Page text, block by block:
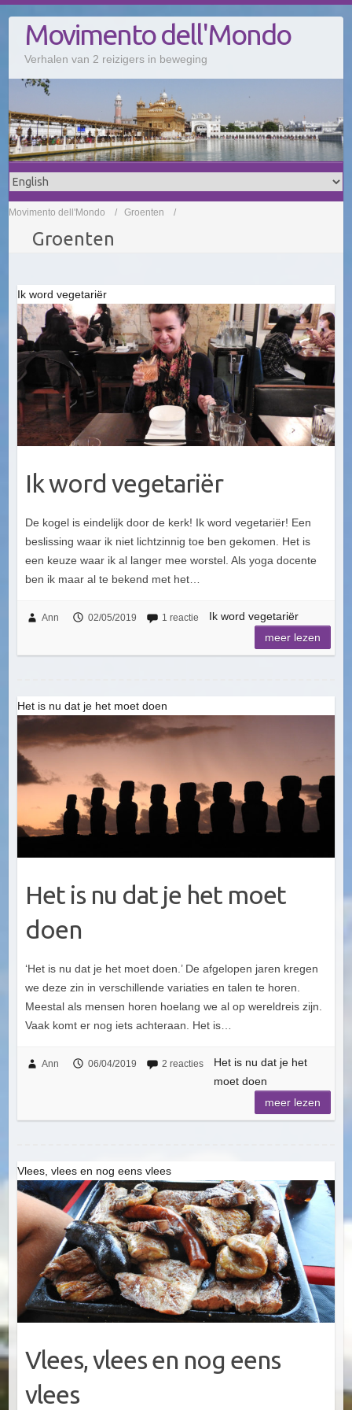
Movimento dell'Mondo
Verhalen van 2 reizigers in beweging
Movimento dell'Mondo Groenten
Groenten
Ik word vegetariër
Ik word vegetariër
De kogel is eindelijk door de kerk! Ik word vegetariër! Een
beslissing waar ik niet lichtzinnig toe ben gekomen. Het is
een keuze waar ik al langer mee worstel. Als yoga docente
ben ik maar al te bekend met het…
Ann 02/05/2019 1 reactie
Ik word vegetariër
meer lezen
Het is nu dat je het moet doen
Het is nu dat je het moet
doen
‘Het is nu dat je het moet doen.’ De afgelopen jaren kregen
we deze zin in verschillende variaties en talen te horen.
Meestal als mensen horen hoelang we al op wereldreis zijn.
Vaak komt er nog iets achteraan. Het is…
Ann 06/04/2019 2 reacties
Het is nu dat je het
moet doen
meer lezen
Vlees, vlees en nog eens vlees
Vlees, vlees en nog eens
vlees